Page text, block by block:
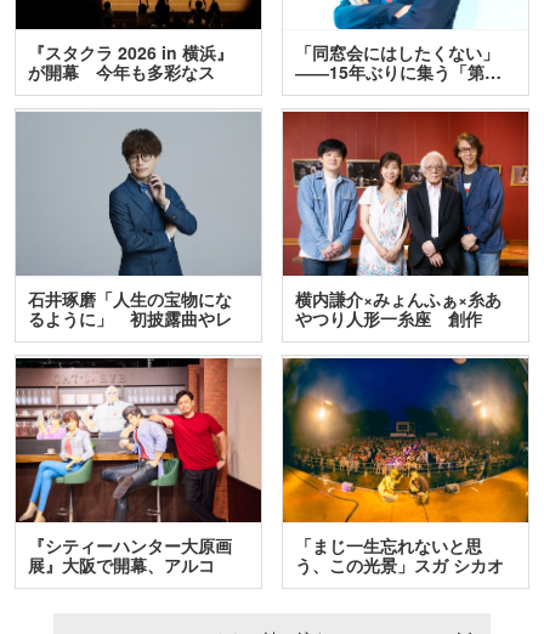
『スタクラ 2026 in 横浜』
が開幕 今年も多彩なス
テ…
「同窓会にはしたくない」
――15年ぶりに集う「第…
石井琢磨「人生の宝物にな
るように」 初披露曲やレ
ア…
横内謙介×みょんふぁ×糸あ
やつり人形一糸座 創作
人…
『シティーハンター大原画
展』大阪で開幕、アルコ
＆…
「まじ一生忘れないと思
う、この光景」スガ シカオ
と…